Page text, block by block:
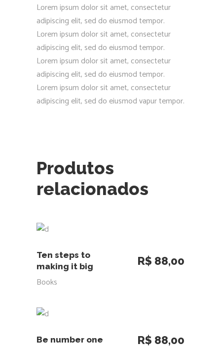
Lorem ipsum dolor sit amet, consectetur
adipiscing elit, sed do eiusmod tempor.
Lorem ipsum dolor sit amet, consectetur
adipiscing elit, sed do eiusmod tempor.
Lorem ipsum dolor sit amet, consectetur
adipiscing elit, sed do eiusmod tempor.
Lorem ipsum dolor sit amet, consectetur
adipiscing elit, sed do eiusmod vapur tempor.
Produtos
relacionados
ADICIONAR AO CARRINHO
Ten steps to
making it big
R$ 88,00
Books
ADICIONAR AO CARRINHO
Be number one R$ 88,00